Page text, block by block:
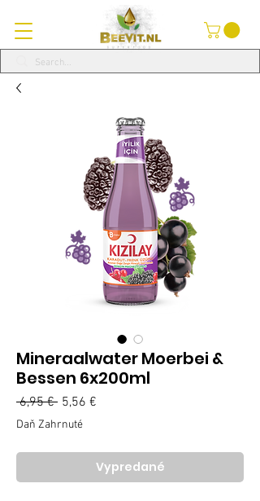
Mineraalwater Moerbei &
Bessen 6x200ml
6,95 € Normálna
cena
5,56 €
Daň Zahrnuté
Vypredané